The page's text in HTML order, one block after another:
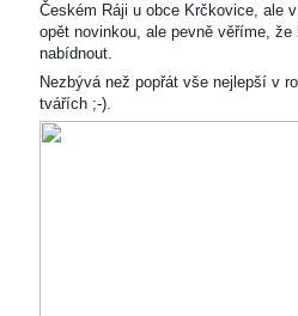
Českém Ráji u obce Krčkovice, ale
opět novinkou, ale pevně věříme,
nabídnout.
Nezbývá než popřát vše nejlepší v
tvářích ;-).